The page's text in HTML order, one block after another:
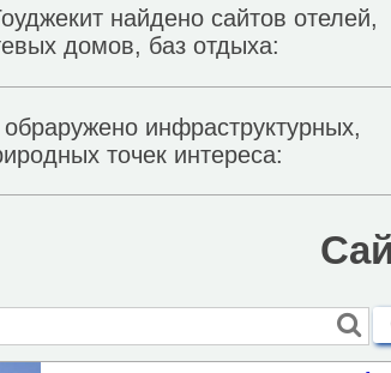
найдено сайтов отелей,
домов, баз отдыха:
инфраструктурных,
точек интереса: